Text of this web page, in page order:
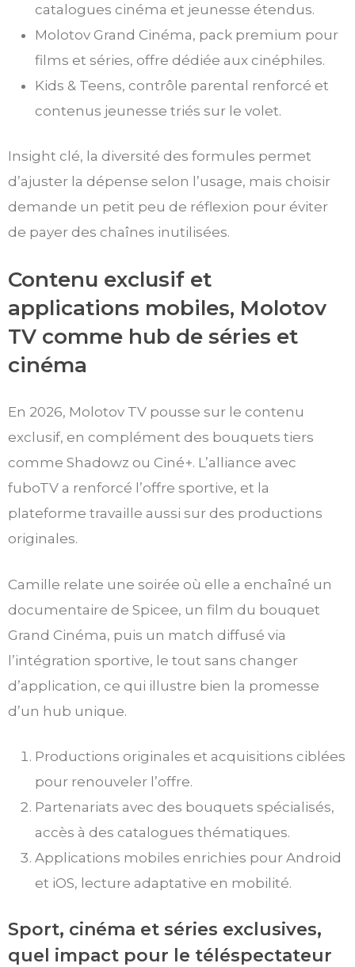
catalogues cinéma et jeunesse étendus.
Molotov Grand Cinéma, pack premium pour
films et séries, offre dédiée aux cinéphiles.
Kids & Teens, contrôle parental renforcé et
contenus jeunesse triés sur le volet.
Insight clé, la diversité des formules permet
d’ajuster la dépense selon l’usage, mais choisir
demande un petit peu de réflexion pour éviter
de payer des chaînes inutilisées.
Contenu exclusif et
applications mobiles, Molotov
TV comme hub de séries et
cinéma
En 2026, Molotov TV pousse sur le contenu
exclusif, en complément des bouquets tiers
comme Shadowz ou Ciné+. L’alliance avec
fuboTV a renforcé l’offre sportive, et la
plateforme travaille aussi sur des productions
originales.
Camille relate une soirée où elle a enchaîné un
documentaire de Spicee, un film du bouquet
Grand Cinéma, puis un match diffusé via
l’intégration sportive, le tout sans changer
d’application, ce qui illustre bien la promesse
d’un hub unique.
Productions originales et acquisitions ciblées
pour renouveler l’offre.
Partenariats avec des bouquets spécialisés,
accès à des catalogues thématiques.
Applications mobiles enrichies pour Android
et iOS, lecture adaptative en mobilité.
Sport, cinéma et séries exclusives,
quel impact pour le téléspectateur